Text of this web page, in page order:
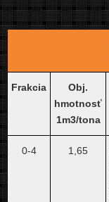
Frakcia
Obj.
hmotnosť
1m3/tona
0-4 1,65